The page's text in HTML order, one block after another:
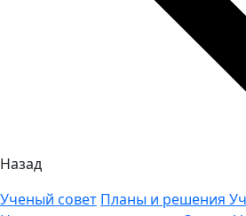
Назад
Ученый совет Планы и решения